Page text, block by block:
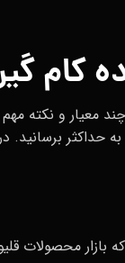
کام
معیار و نکته
حداکثر برسانید.
محصولات